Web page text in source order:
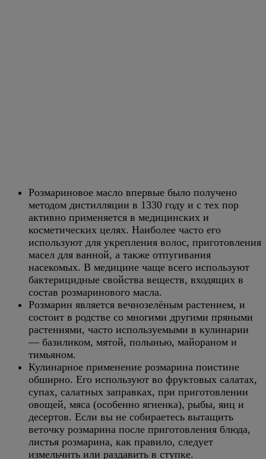
Розмариновое масло впервые было получено
методом дистилляции в 1330 году и с тех пор
активно применяется в медицинских и
косметических целях. Наиболее часто его
используют для укрепления волос, приготовления
масел для ванной, а также отпугивания
насекомых. В медицине чаще всего используют
бактерицидные свойства веществ, входящих в
состав розмаринового масла.
Розмарин является вечнозелёным растением, и
состоит в родстве со многими другими пряными
растениями, часто используемыми в кулинарии
— базиликом, мятой, полынью, майораном и
тимьяном.
Кулинарное применение розмарина поистине
обширно. Его используют во фруктовых салатах,
супах, салатных заправках, при приготовлении
овощей, мяса (особенно ягненка), рыбы, яиц и
десертов. Если вы не собираетесь вытащить
веточку розмарина после приготовления блюда,
листья розмарина, как правило, следует
измельчить или раздавить в ступке.